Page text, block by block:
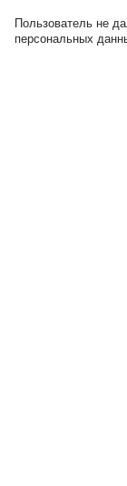
Пользователь не
персональных